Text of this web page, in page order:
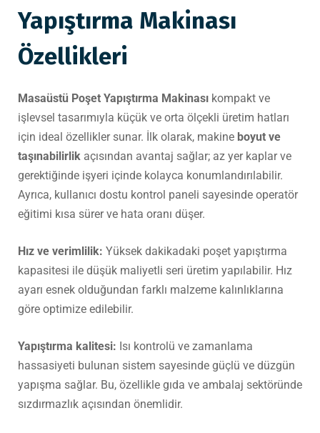
Yapıştırma Makinası
Özellikleri
Masaüstü Poşet Yapıştırma Makinası kompakt ve
işlevsel tasarımıyla küçük ve orta ölçekli üretim hatları
için ideal özellikler sunar. İlk olarak, makine boyut ve
taşınabilirlik açısından avantaj sağlar; az yer kaplar ve
gerektiğinde işyeri içinde kolayca konumlandırılabilir.
Ayrıca, kullanıcı dostu kontrol paneli sayesinde operatör
eğitimi kısa sürer ve hata oranı düşer.
Hız ve verimlilik: Yüksek dakikadaki poşet yapıştırma
kapasitesi ile düşük maliyetli seri üretim yapılabilir. Hız
ayarı esnek olduğundan farklı malzeme kalınlıklarına
göre optimize edilebilir.
Yapıştırma kalitesi: Isı kontrolü ve zamanlama
hassasiyeti bulunan sistem sayesinde güçlü ve düzgün
yapışma sağlar. Bu, özellikle gıda ve ambalaj sektöründe
sızdırmazlık açısından önemlidir.